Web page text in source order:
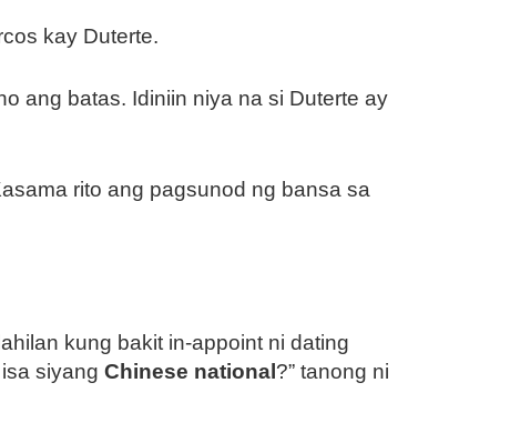
kay Duterte.
ang batas. Idiniin niya na si Duterte ay
rito ang pagsunod ng bansa sa
kung bakit in-appoint ni dating
siyang Chinese national ?” tanong ni